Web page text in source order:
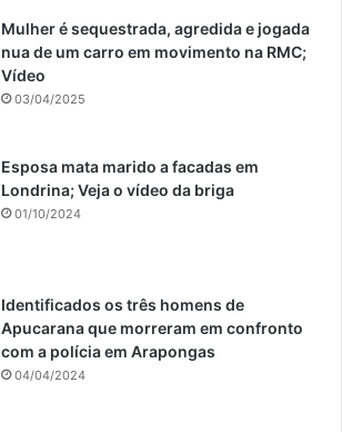
Mulher é sequestrada, agredida e jogada
nua de um carro em movimento na RMC;
Vídeo
03/04/2025
Esposa mata marido a facadas em
Londrina; Veja o vídeo da briga
01/10/2024
Identificados os três homens de
Apucarana que morreram em confronto
com a polícia em Arapongas
04/04/2024